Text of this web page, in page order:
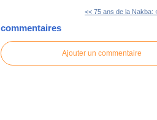
<< 75 ans de la Nakba:
commentaires
Ajouter un commentaire